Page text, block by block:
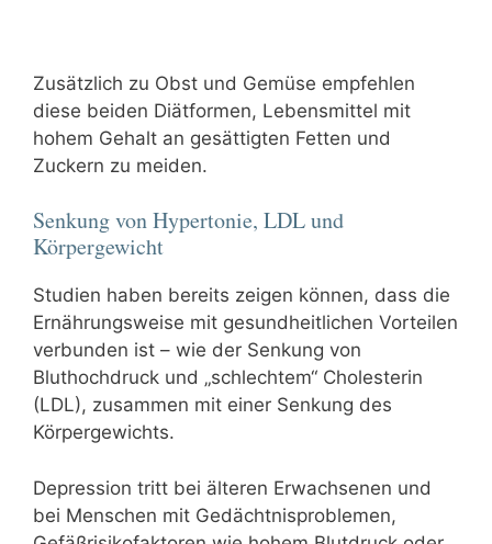
Zusätzlich zu Obst und Gemüse empfehlen
diese beiden Diätformen, Lebensmittel mit
hohem Gehalt an gesättigten Fetten und
Zuckern zu meiden.
Senkung von Hypertonie, LDL und
Körpergewicht
Studien haben bereits zeigen können, dass die
Ernährungsweise mit gesundheitlichen Vorteilen
verbunden ist – wie der Senkung von
Bluthochdruck und „schlechtem“ Cholesterin
(LDL), zusammen mit einer Senkung des
Körpergewichts.
Depression tritt bei älteren Erwachsenen und
bei Menschen mit Gedächtnisproblemen,